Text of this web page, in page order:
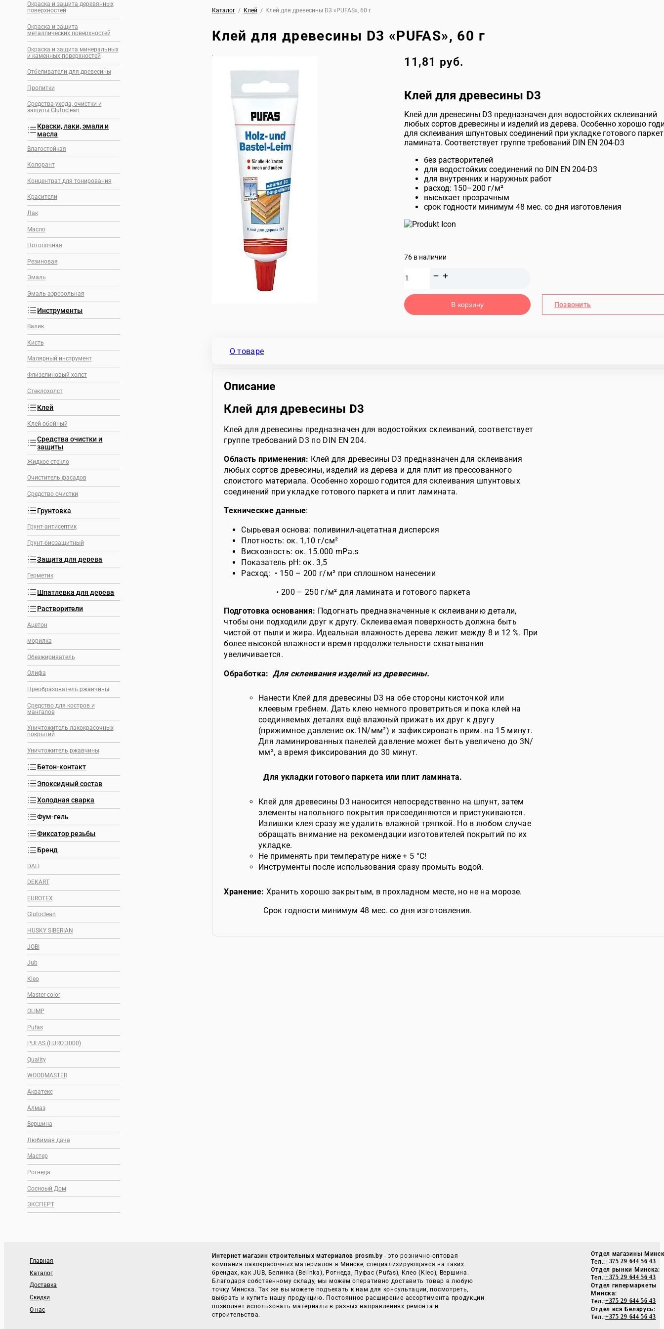
Окраска и защита деревянных
поверхностей
Окраска и защита
металлических поверхностей
Окраска и защита минеральных
и каменных поверхностей
Отбеливатели для древесины
Пропитки
Средства ухода, очистки и
защиты Glutoclean
Краски, лаки, эмали и
масла
Влагостойкая
Колорант
Концентрат для тонирования
Красители
Лак
Масло
Потолочная
Резиновая
Эмаль
Эмаль аэрозольная
Инструменты
Валик
Кисть
Малярный инструмент
Флизелиновый холст
Стеклохолст
Клей
Клей обойный
Средства очистки и
защиты
Жидкое стекло
Очиститель фасадов
Средство очистки
Грунтовка
Грунт-антисептик
Грунт-биозащитный
Защита для дерева
Герметик
Шпатлевка для дерева
Растворители
Ацетон
морилка
Обезжириватель
Олифа
Преобразователь ржавчины
Средство для костров и
мангалов
Уничтожитель лакокрасочных
покрытий
Уничтожитель ржавчины
Бетон-контакт
Эпоксидный состав
Холодная сварка
Фум-гель
Фиксатор резьбы
Бренд
DALI
DEKART
EUROTEX
Glutoclean
HUSKY SIBERIAN
JOBI
Jub
Kleo
Master color
OLIMP
Pufas
PUFAS (EURO 3000)
Quality
WOODMASTER
Акватекс
Алмаз
Вершина
Любимая дача
Мастер
Рогнеда
Сосноый Дом
ЭКСПЕРТ
Каталог / Клей / Клей для древесины D3 «PUFAS», 60 г
Клей для древесины D3 «PUFAS», 60 г
11,81 руб.
Клей для древесины D3
Kлей для древесины D3 предназначен для водостойких склеиваний
любых сортов древесины и изделий из дерева. Особенно хорошо
для склеивания шпунтовых соединений при укладке готового
ламината. Соответствует группе требований DIN EN 204-D3
без растворителей
для водостойких соединений по DIN EN 204-D3
для внутренних и наружных работ
pасход: 150–200 г/м²
высыхает прозрачным
срок годности минимум 48 мес. со дня изготовления
76 в наличии
товара
для
древесины
D3
В корзину Позвонить
О товаре
Описание
Клей для древесины D3
Клей для древесины предназначен для водостойких склеиваний, соответствует
группе требований D3 по DIN EN 204.
Область применения: Клей для древесины D3 предназначен для склеивания
любых сортов древесины, изделий из дерева и для плит из прессованного
слоистого материала. Особенно хорошо годится для склеивания шпунтовых
соединений при укладке готового паркета и плит ламината.
Технические данные:
Сырьевая основа: поливинил-ацетатная дисперсия
Плотность: ок. 1,10 г/см²
Вискозность: ок. 15.000 mPa.s
Показатель pH: ок. 3,5
Расход: • 150 – 200 г/м² при сплошном нанесении
• 200 – 250 г/м² для ламината и готового паркета
Подготовка основания: Подогнать предназначенные к склеиванию детали,
чтобы они подходили друг к другу. Склеиваемая поверхность должна быть
чистой от пыли и жира. Идеальная влажность дерева лежит между 8 и 12 %. При
более высокой влажности время продолжительности схватывания
увеличивается.
Обработка: Для склеивания изделий из древесины.
Нанести Клей для древесины D3 на обе стороны кисточкой или
клеевым гребнем. Дать клею немного проветриться и пока клей на
соединяемых деталях ещё влажный прижать их друг к другу
(прижимное давление ок.1N/мм²) и зафиксировать прим. на 15 минут.
Для ламинированных панелей давление может быть увеличено до 3N/
мм², а время фиксирования до 30 минут.
Для укладки готового паркета или плит ламината.
Клей для древесины D3 наносится непосредственно на шпунт, затем
элементы напольного покрытия присоединяются и пристукиваются.
Излишки клея сразу же удалить влажной тряпкой. Но в любом случае
обращать внимание на рекомендации изготовителей покрытий по их
укладке.
Не применять при температуре ниже + 5 °С!
Инструменты после использования сразу промыть водой.
Хранение: Хранить хорошо закрытым, в прохладном месте, но не на морозе.
Срок годности минимум 48 мес. со дня изготовления.
Главная
Каталог
Доставка
Скидки
О нас
Интернет магазин строительных материалов prosm.by- это рознично-оптовая
компания лакокрасочных материалов в Минске, специализирующаяся на таких
брендах, как JUB, Белинка (Belinka), Рогнеда, Пуфас (Pufas), Клео (Kleo), Вершина.
Благодаря собственному складу, мы можем оперативно доставить товар в любую
точку Минска. Так же вы можете подъехать к нам для консультации, посмотреть,
выбрать и купить нашу продукцию. Постоянное расширение ассортимента продукции
позволяет использовать материалы в разных направлениях ремонта и
строительства.
Отдел магазины
Тел.:+375 29 644 56 43
Отдел рынки Минска:
Тел.:+375 29 644 56 43
Отдел гипермаркеты
Минска:
Тел.:+375 29 644 56 43
Отдел вся Беларусь:
Тел.:+375 29 644 56 43